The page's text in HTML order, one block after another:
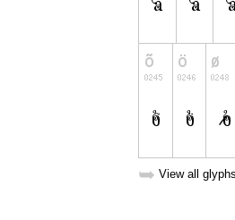
➥ View all